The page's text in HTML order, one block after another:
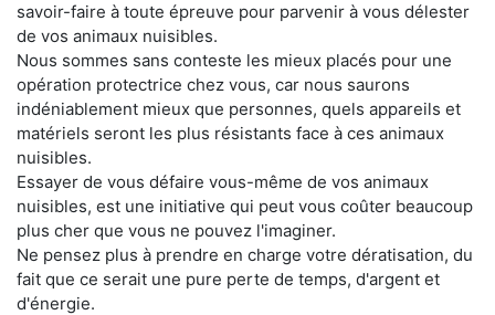
savoir-faire à toute épreuve pour parvenir à vous délester
de vos animaux nuisibles.
Nous sommes sans conteste les mieux placés pour une
opération protectrice chez vous, car nous saurons
indéniablement mieux que personnes, quels appareils et
matériels seront les plus résistants face à ces animaux
nuisibles.
Essayer de vous défaire vous-même de vos animaux
nuisibles, est une initiative qui peut vous coûter beaucoup
plus cher que vous ne pouvez l'imaginer.
Ne pensez plus à prendre en charge votre dératisation, du
fait que ce serait une pure perte de temps, d'argent et
d'énergie.